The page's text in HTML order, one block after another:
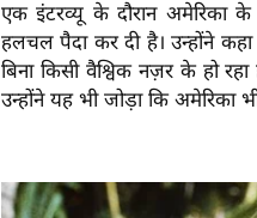
एक इंटरव्यू के दौरान अमेरिका के
हलचल पैदा कर दी है। उन्होंने
बिना किसी वैश्विक नज़र के हो
उन्होंने यह भी जोड़ा कि अमेरिका